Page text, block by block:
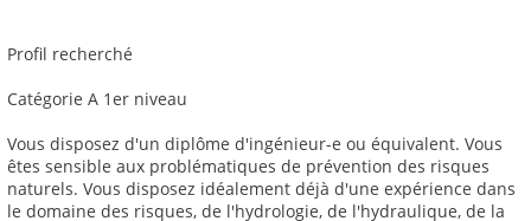
Profil recherché
Catégorie A 1er niveau
Vous disposez d'un diplôme d'ingénieur-e ou équivalent. Vous
êtes sensible aux problématiques de prévention des risques
naturels. Vous disposez idéalement déjà d'une expérience dans
le domaine des risques, de l'hydrologie, de l'hydraulique, de la